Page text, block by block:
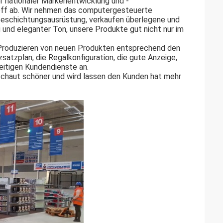
ab. Wir nehmen das computergesteuerte
verkaufen überlegene und
eleganter Ton, unsere Produkte gut nicht nur im
von neuen Produkten entsprechend den
die Regalkonfiguration, die gute Anzeige,
Kundendienste an.
schöner und wird lassen den Kunden hat mehr